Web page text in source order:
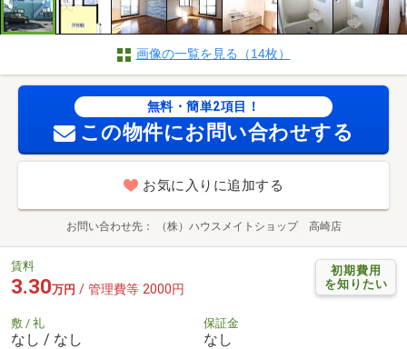
画像の一覧を見る（14枚）
無料・簡単2項目！
この物件にお問い合わせする
お気に入りに追加する
お問い合わせ先 （株）ハウスメイトショップ 高崎店
初期費用
を知りたい
賃料
3.30万円 / 管理費等 2000円
敷 / 礼
なし / なし
保証金
なし